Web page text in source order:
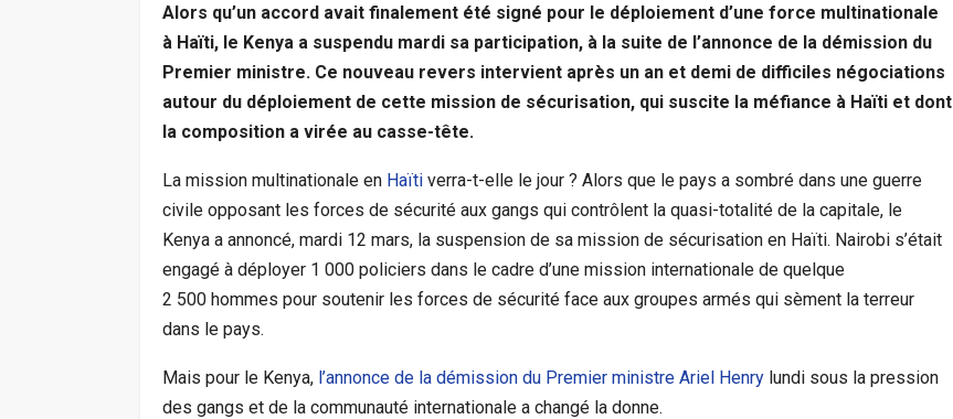
Alors qu’un accord avait finalement été signé pour le déploiement d’une force multinationale
à Haïti, le Kenya a suspendu mardi sa participation, à la suite de l’annonce de la démission du
Premier ministre. Ce nouveau revers intervient après un an et demi de difficiles négociations
autour du déploiement de cette mission de sécurisation, qui suscite la méfiance à Haïti et dont
la composition a virée au casse-tête.
La mission multinationale en Haïti verra-t-elle le jour ? Alors que le pays a sombré dans une guerre
civile opposant les forces de sécurité aux gangs qui contrôlent la quasi-totalité de la capitale, le
Kenya a annoncé, mardi 12 mars, la suspension de sa mission de sécurisation en Haïti. Nairobi s’était
engagé à déployer 1 000 policiers dans le cadre d’une mission internationale de quelque
2 500 hommes pour soutenir les forces de sécurité face aux groupes armés qui sèment la terreur
dans le pays.
Mais pour le Kenya, l’annonce de la démission du Premier ministre Ariel Henry lundi sous la pression
des gangs et de la communauté internationale a changé la donne.